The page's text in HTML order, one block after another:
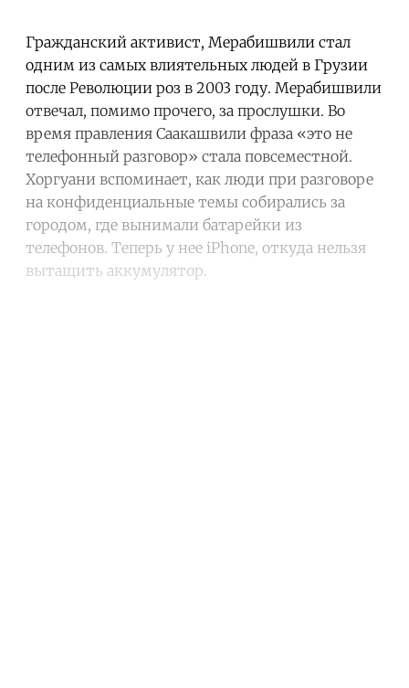
Гражданский активист, Мерабишвили стал
одним из самых влиятельных людей в Грузии
после Революции роз в 2003 году. Мерабишвили
отвечал, помимо прочего, за прослушки. Во
время правления Саакашвили фраза «это не
телефонный разговор» стала повсеместной.
Хоргуани вспоминает, как люди при разговоре
на конфиденциальные темы собирались за
городом, где вынимали батарейки из
телефонов. Теперь у нее iPhone, откуда нельзя
вытащить аккумулятор.